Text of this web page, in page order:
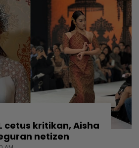
cetus kritikan, Aisha
netizen